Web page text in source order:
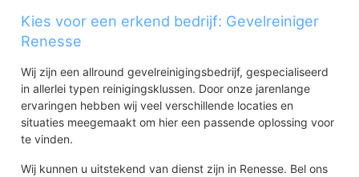
Kies voor een erkend bedrijf: Gevelreiniger
Renesse
Wij zijn een allround gevelreinigingsbedrijf, gespecialiseerd
in allerlei typen reinigingsklussen. Door onze jarenlange
ervaringen hebben wij veel verschillende locaties en
situaties meegemaakt om hier een passende oplossing voor
te vinden.
Wij kunnen u uitstekend van dienst zijn in Renesse. Bel ons